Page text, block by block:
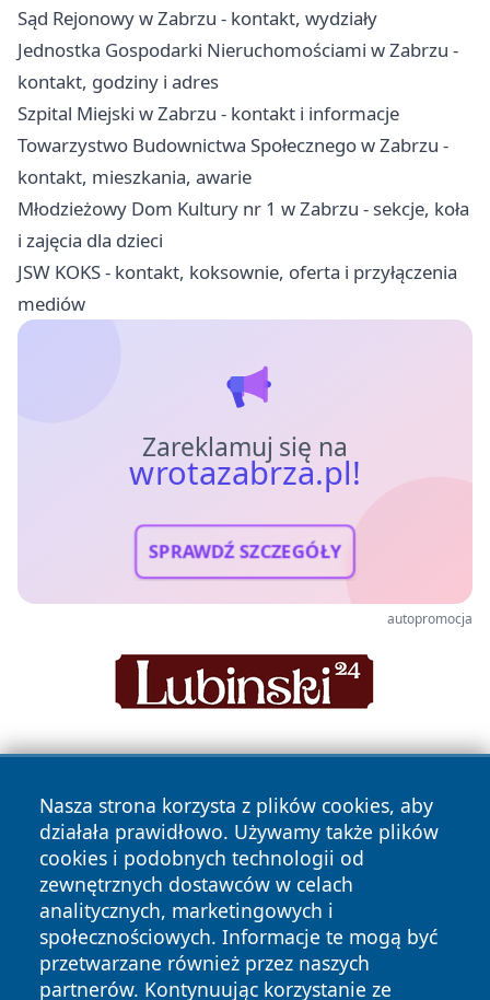
Sąd Rejonowy w Zabrzu - kontakt, wydziały
Jednostka Gospodarki Nieruchomościami w Zabrzu -
kontakt, godziny i adres
Szpital Miejski w Zabrzu - kontakt i informacje
Towarzystwo Budownictwa Społecznego w Zabrzu -
kontakt, mieszkania, awarie
Młodzieżowy Dom Kultury nr 1 w Zabrzu - sekcje, koła
i zajęcia dla dzieci
JSW KOKS - kontakt, koksownie, oferta i przyłączenia
mediów
Zareklamuj się na
wrotazabrza.pl!
SPRAWDŹ SZCZEGÓŁY
autopromocja
Nasza strona korzysta z plików cookies, aby
działała prawidłowo. Używamy także plików
cookies i podobnych technologii od
zewnętrznych dostawców w celach
analitycznych, marketingowych i
społecznościowych. Informacje te mogą być
przetwarzane również przez naszych
partnerów. Kontynuując korzystanie ze
Copyright © 2026 wrotazabrza.pl Wszystkie prawa
zastrzeżone.
Polityka Polityka